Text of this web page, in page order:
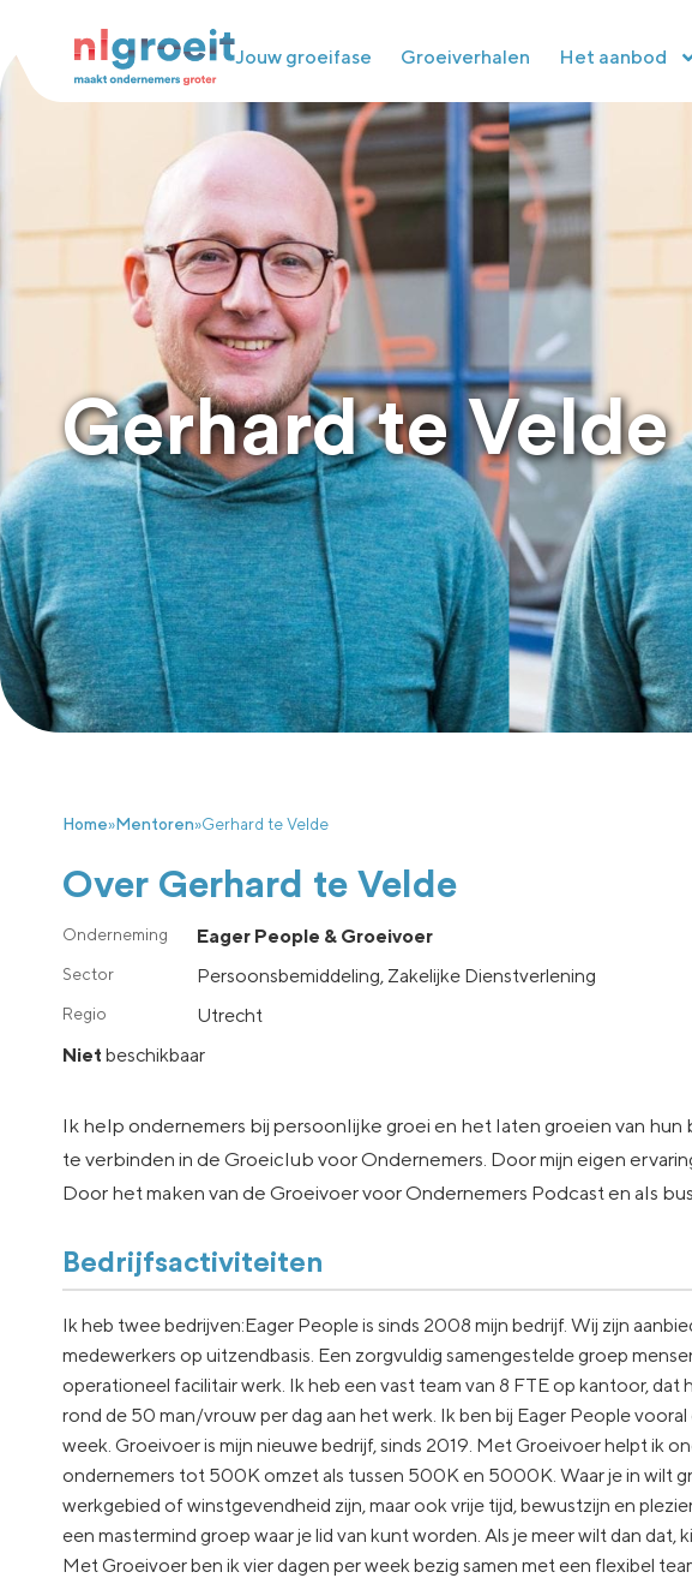
Jouw groeifase Groeiverhalen Het aanbod
Gerhard te Velde
Home»Mentoren»Gerhard te Velde
Over Gerhard te Velde
Eager People & Groeivoer
Persoonsbemiddeling, Zakelijke Dienstverlening
utrecht
Niet beschikbaar
Ik help ondernemers bij persoonlijke groei en het laten groeien van
te verbinden in de Groeiclub voor Ondernemers. Door mijn eigen
Door het maken van de Groeivoer voor Ondernemers Podcast en als
Bedrijfsactiviteiten
Ik heb twee bedrijven:Eager People is sinds 2008 mijn bedrijf. Wij zijn
medewerkers op uitzendbasis. Een zorgvuldig samengestelde groep
operationeel facilitair werk. Ik heb een vast team van 8 FTE op kantoor,
rond de 50 man/vrouw per dag aan het werk. Ik ben bij Eager People
week. Groeivoer is mijn nieuwe bedrijf, sinds 2019. Met Groeivoer helpt ik
ondernemers tot 500K omzet als tussen 500K en 5000K. Waar je in wilt
werkgebied of winstgevendheid zijn, maar ook vrije tijd, bewustzijn en
een mastermind groep waar je lid van kunt worden. Als je meer wilt dan dat,
Met Groeivoer ben ik vier dagen per week bezig samen met een flexibel